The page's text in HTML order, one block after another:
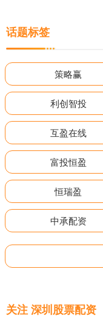
话题标签
策略赢
利创智投
互盈在线
富投恒盈
恒瑞盈
中承配资
关注 深圳股票配资